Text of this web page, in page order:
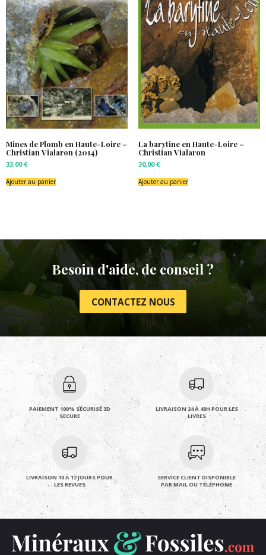
Mines de Plomb en Haute-Loire –
Christian Vialaron (2014)
33,00€
Ajouter au panier
La barytine en Haute-Loire –
Christian Vialaron
30,00€
Ajouter au panier
Besoin d'aide, de conseil ?
CONTACTEZ NOUS
PAIEMENT 100% SÉCURISÉ 3D
SECURE
LIVRAISON 24 À 48H POUR LES
LIVRES
LIVRAISON 10 À 12 JOURS POUR
LES REVUES
SERVICE CLIENT DISPONIBLE
PAR MAIL OU TÉLÉPHONE